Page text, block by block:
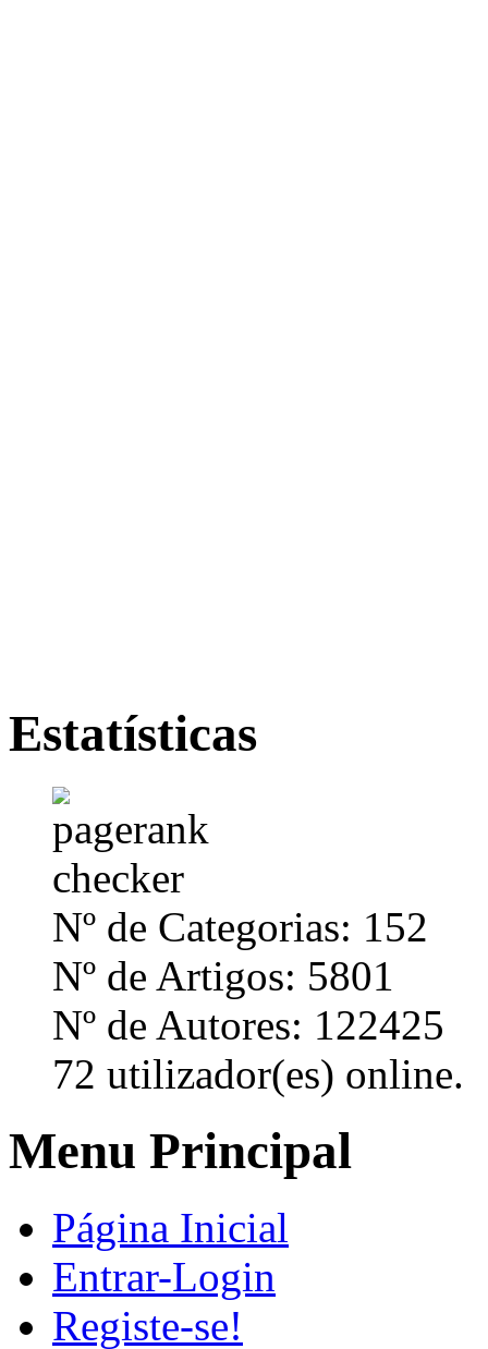
Estatísticas
Nº de Categorias: 152
Nº de Artigos: 5801
Nº de Autores: 122425
72 utilizador(es) online.
Menu Principal
Página Inicial
Entrar-Login
Registe-se!